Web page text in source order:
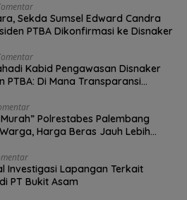
Sekda Sumsel Edward Candra
PTBA Dikonfirmasi ke Disnaker
Kabid Pengawasan Disnaker
PTBA: Di Mana Transparansi
Polrestabes Palembang
Harga Beras Jauh Lebih
Investigasi Lapangan Terkait
PT Bukit Asam